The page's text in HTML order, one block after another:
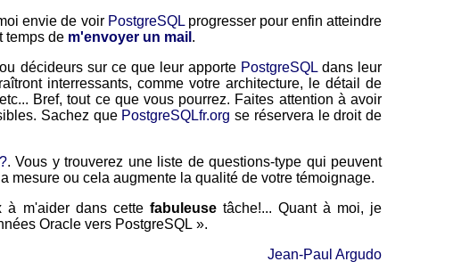
envie de voir PostgreSQLprogresser pour enfin atteindre
temps de m'envoyer un mail .
décideurs sur ce que leur apporte PostgreSQLdans leur
interressants, comme votre architecture, le détail de
Bref, tout ce que vous pourrez. Faites attention à avoir
Sachez que PostgreSQLfr.org se réservera le droit de
. Vous y trouverez une liste de questions-type qui peuvent
mesure ou cela augmente la qualité de votre témoignage.
à m'aider dans cette fabuleusetâche!... Quant à moi, je
Oracle vers PostgreSQL ».
Jean-Paul Argudo